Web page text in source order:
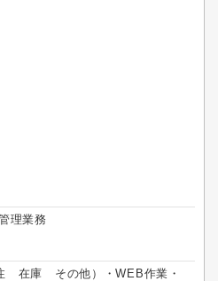
理業務
在庫 その他）・WEB作業・